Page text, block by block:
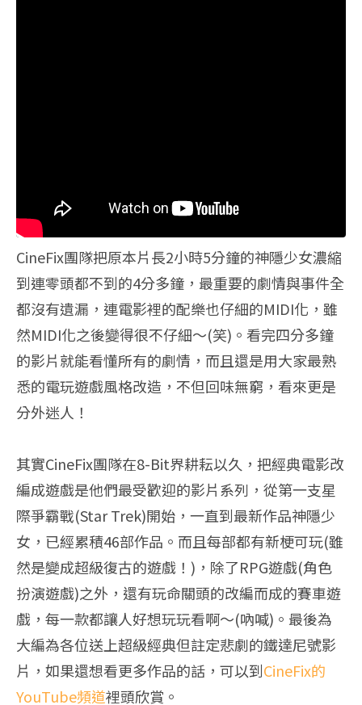
CineFix團隊把原本片長2小時5分鐘的神隱少女濃縮
到連零頭都不到的4分多鐘，最重要的劇情與事件全
都沒有遺漏，連電影裡的配樂也仔細的MIDI化，雖
然MIDI化之後變得很不仔細～(笑)。看完四分多鐘
的影片就能看懂所有的劇情，而且還是用大家最熟
悉的電玩遊戲風格改造，不但回味無窮，看來更是
分外迷人！
其實CineFix團隊在8-Bit界耕耘以久，把經典電影改
編成遊戲是他們最受歡迎的影片系列，從第一支星
際爭霸戰(Star Trek)開始，一直到最新作品神隱少
女，已經累積46部作品。而且每部都有新梗可玩(雖
然是變成超級復古的遊戲！)，除了RPG遊戲(角色
扮演遊戲)之外，還有玩命關頭的改編而成的賽車遊
戲，每一款都讓人好想玩玩看啊～(吶喊)。最後為
大編為各位送上超級經典但註定悲劇的鐵達尼號影
片，如果還想看更多作品的話，可以到CineFix的
YouTube頻道裡頭欣賞。